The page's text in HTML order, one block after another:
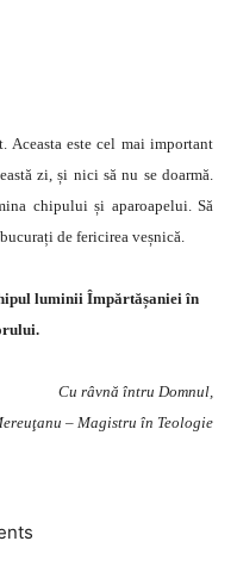
Aceasta este cel mai important
zi, și nici să nu se doarmă.
chipului și aparoapelui. Să
de fericirea veșnică.
luminii Împărtășaniei în
Cu râvnă întru Domnul,
– Magistru în Teologie